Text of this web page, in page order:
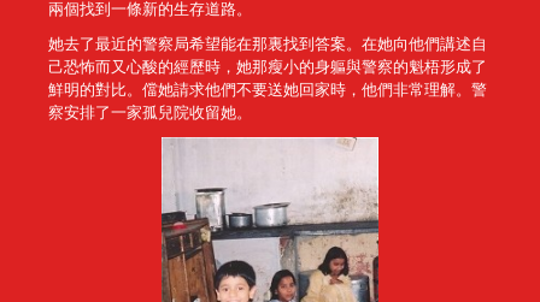
兩個找到一條新的生存道路。
她去了最近的警察局希望能在那裏找到答案。在她向他們講述自
己恐怖而又心酸的經歷時，她那瘦小的身軀與警察的魁梧形成了
鮮明的對比。儅她請求他們不要送她回家時，他們非常理解。警
察安排了一家孤兒院收留她。